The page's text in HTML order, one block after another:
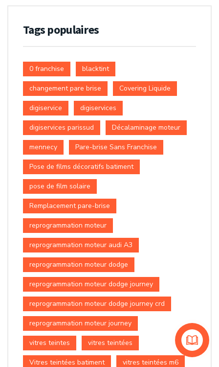
Tags populaires
0 franchise blacktint
changement pare brise Covering Liquide
digiservice digiservices
digiservices parissud Décalaminage moteur
mennecy Pare-brise Sans Franchise
Pose de films décoratifs batiment
pose de film solaire
Remplacement pare-brise
reprogrammation moteur
reprogrammation moteur audi A3
reprogrammation moteur dodge
reprogrammation moteur dodge journey
reprogrammation moteur dodge journey crd
reprogrammation moteur journey
vitres teintes vitres teintées
Vitres teintées batiment vitres teintées m6